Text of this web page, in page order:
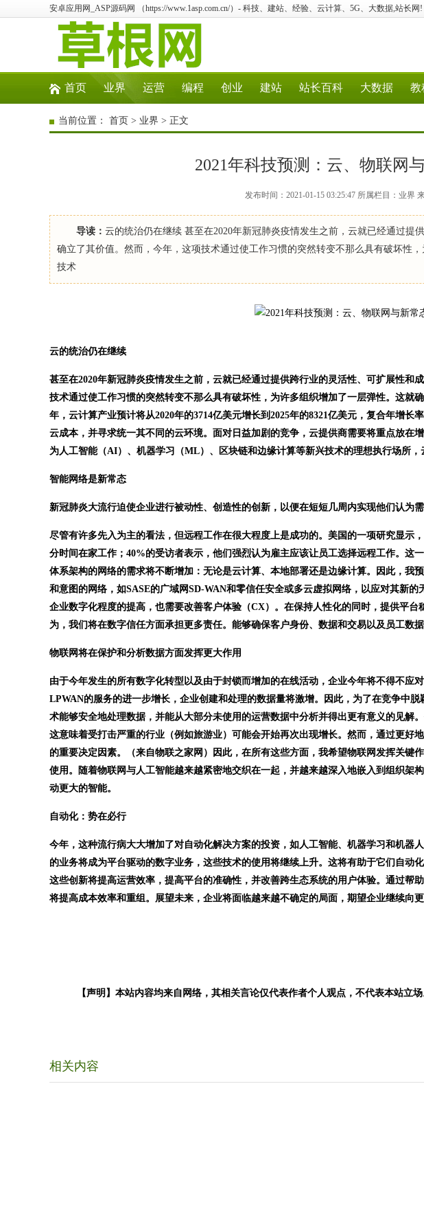
安卓应用网_ASP源码网 （https://www.1asp.com.cn/）- 科技、建站、经验、云计算、5G、大数据,站长网!
首页 业界 运营 编程 创业 建站 站长百科 大数据 教
当前位置： 首页 > 业界 > 正文
2021年科技预测：云、物联网
发布时间：2021-01-15 03:25:47 所属栏目：业界
导读： 云的统治仍在继续 甚至在2020年新冠肺炎疫情发生之前，云就已经通过提
确立了其价值。然而，今年，这项技术通过使工作习惯的突然转变不那么具有破坏性
技术
云的统治仍在继续
甚至在2020年新冠肺炎疫情发生之前，云就已经通过提供跨行业的灵活性、可扩展性和
技术通过使工作习惯的突然转变不那么具有破坏性，为许多组织增加了一层弹性。这就
年，云计算产业预计将从2020年的3714亿美元增长到2025年的8321亿美元，复合年增
云成本，并寻求统一其不同的云环境。面对日益加剧的竞争，云提供商需要将重点放在
为人工智能（AI）、机器学习（ML）、区块链和边缘计算等新兴技术的理想执行场所，
智能网络是新常态
新冠肺炎大流行迫使企业进行被动性、创造性的创新，以便在短短几周内实现他们认为
尽管有许多先入为主的看法，但远程工作在很大程度上是成功的。美国的一项研究显示
分时间在家工作；40%的受访者表示，他们强烈认为雇主应该让员工选择远程工作。这
体系架构的网络的需求将不断增加：无论是云计算、本地部署还是边缘计算。因此，我
和意图的网络，如SASE的广域网SD-WAN和零信任安全或多云虚拟网络，以应对其新
企业数字化程度的提高，也需要改善客户体验（CX）。在保持人性化的同时，提供平
为，我们将在数字信任方面承担更多责任。能够确保客户身份、数据和交易以及员工数
物联网将在保护和分析数据方面发挥更大作用
由于今年发生的所有数字化转型以及由于封锁而增加的在线活动，企业今年将不得不应
LPWAN的服务的进一步增长，企业创建和处理的数据量将激增。因此，为了在竞争中
术能够安全地处理数据，并能从大部分未使用的运营数据中分析并得出更有意义的见解
这意味着受打击严重的行业（例如旅游业）可能会开始再次出现增长。然而，通过更好
的重要决定因素。（来自物联之家网）因此，在所有这些方面，我希望物联网发挥关键
使用。随着物联网与人工智能越来越紧密地交织在一起，并越来越深入地嵌入到组织架
动更大的智能。
自动化：势在必行
今年，这种流行病大大增加了对自动化解决方案的投资，如人工智能、机器学习和机器
的业务将成为平台驱动的数字业务，这些技术的使用将继续上升。这将有助于它们自动
这些创新将提高运营效率，提高平台的准确性，并改善跨生态系统的用户体验。通过帮
将提高成本效率和重组。展望未来，企业将面临越来越不确定的局面，期望企业继续向
【声明】本站内容均来自网络，其相关言论仅代表作者个人观点，不代表本站立
相关内容